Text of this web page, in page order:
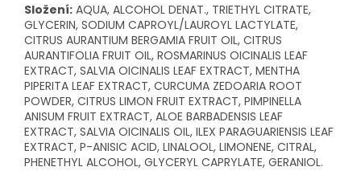
Složení: AQUA, ALCOHOL DENAT., TRIETHYL CITRATE,
GLYCERIN, SODIUM CAPROYL/LAUROYL LACTYLATE,
CITRUS AURANTIUM BERGAMIA FRUIT OIL, CITRUS
AURANTIFOLIA FRUIT OIL, ROSMARINUS OICINALIS LEAF
EXTRACT, SALVIA OICINALIS LEAF EXTRACT, MENTHA
PIPERITA LEAF EXTRACT, CURCUMA ZEDOARIA ROOT
POWDER, CITRUS LIMON FRUIT EXTRACT, PIMPINELLA
ANISUM FRUIT EXTRACT, ALOE BARBADENSIS LEAF
EXTRACT, SALVIA OICINALIS OIL, ILEX PARAGUARIENSIS LEAF
EXTRACT, P-ANISIC ACID, LINALOOL, LIMONENE, CITRAL,
PHENETHYL ALCOHOL, GLYCERYL CAPRYLATE, GERANIOL.